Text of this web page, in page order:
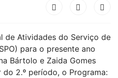
de Atividades do Serviço de
para o presente ano
Bártolo e Zaida Gomes
2.º período, o Programa: